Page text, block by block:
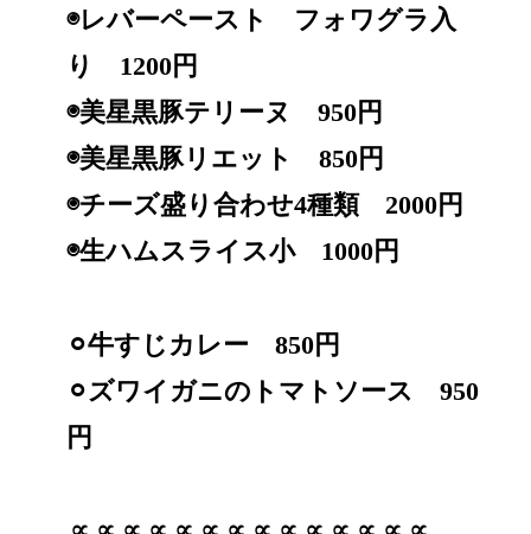
◉レバーペースト フォワグラ入
り 1200円
◉美星黒豚テリーヌ 950円
◉美星黒豚リエット 850円
◉チーズ盛り合わせ4種類 2000円
◉生ハムスライス小 1000円
⚪︎牛すじカレー 850円
⚪︎ズワイガニのトマトソース 950
円